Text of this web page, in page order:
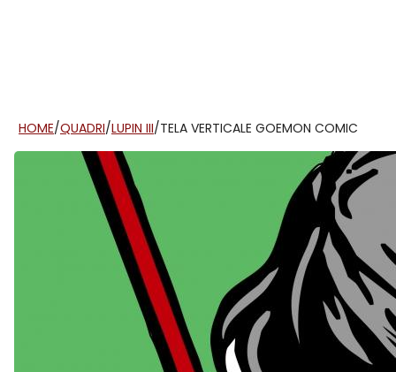
HOME/QUADRI/LUPIN III/TELA VERTICALE GOEMON COMIC